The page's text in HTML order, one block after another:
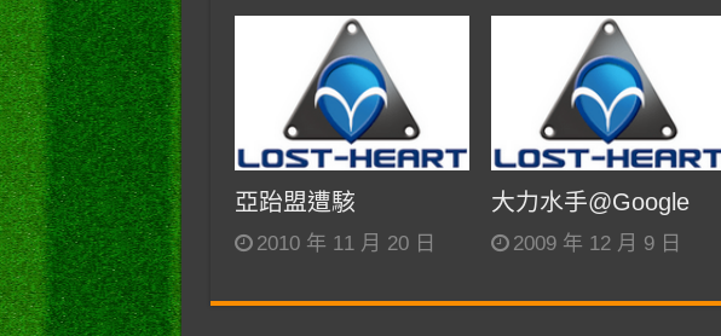
亞跆盟遭駭
2010 年 11 月 20 日
大力水手@Google
2009 年 12 月 9 日